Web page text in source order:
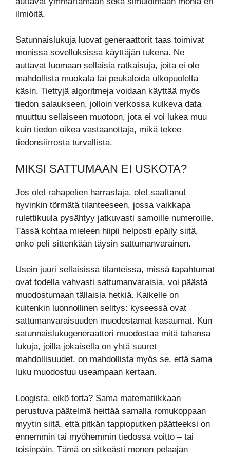
ilmiöitä.
Satunnaislukuja luovat generaattorit taas toimivat
monissa sovelluksissa käyttäjän tukena. Ne
auttavat luomaan sellaisia ratkaisuja, joita ei ole
mahdollista muokata tai peukaloida ulkopuolelta
käsin. Tiettyjä algoritmeja voidaan käyttää myös
tiedon salaukseen, jolloin verkossa kulkeva data
muuttuu sellaiseen muotoon, jota ei voi lukea muu
kuin tiedon oikea vastaanottaja, mikä tekee
tiedonsiirrosta turvallista.
MIKSI SATTUMAAN EI USKOTA?
Jos olet rahapelien harrastaja, olet saattanut
hyvinkin törmätä tilanteeseen, jossa vaikkapa
rulettikuula pysähtyy jatkuvasti samoille numeroille.
Tässä kohtaa mieleen hiipii helposti epäily siitä,
onko peli sittenkään täysin sattumanvarainen.
Usein juuri sellaisissa tilanteissa, missä tapahtumat
ovat todella vahvasti sattumanvaraisia, voi päästä
muodostumaan tällaisia hetkiä. Kaikelle on
kuitenkin luonnollinen selitys: kyseessä ovat
sattumanvaraisuuden muodostamat kasaumat. Kun
satunnaislukugeneraattori muodostaa mitä tahansa
lukuja, joilla jokaisella on yhtä suuret
mahdollisuudet, on mahdollista myös se, että sama
luku muodostuu useampaan kertaan.
Loogista, eikö totta? Sama matematiikkaan
perustuva päätelmä heittää samalla romukoppaan
myytin siitä, että pitkän tappioputken päätteeksi on
ennemmin tai myöhemmin tiedossa voitto – tai
toisinpäin. Tämä on sitkeästi monen pelaajan